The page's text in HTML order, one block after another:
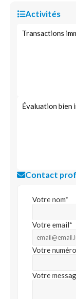
Activités
Transactions
Évaluation bien
Contact
Votre nom*
Votre email*
Votre
Votre